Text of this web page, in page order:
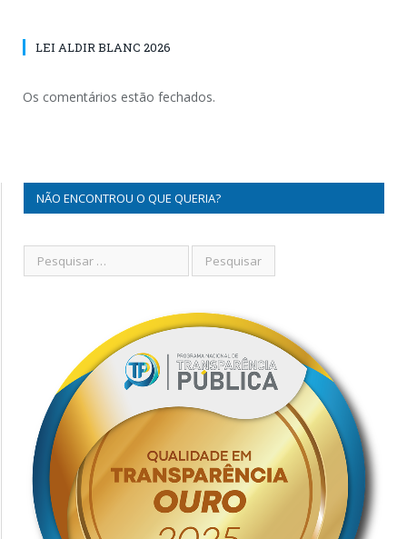
LEI ALDIR BLANC 2026
Os comentários estão fechados.
NÃO ENCONTROU O QUE QUERIA?